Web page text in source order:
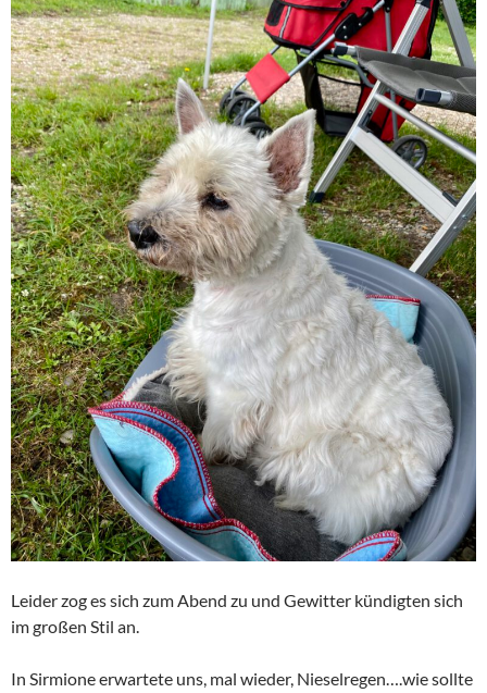
Leider zog es sich zum Abend zu und Gewitter kündigten sich
im großen Stil an.
In Sirmione erwartete uns, mal wieder, Nieselregen….wie sollte